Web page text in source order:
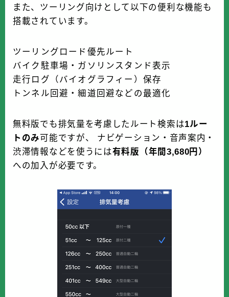
また、ツーリング向けとして以下の便利な機能も
搭載されています。
ツーリングロード優先ルート
バイク駐車場・ガソリンスタンド表示
走行ログ（バイオグラフィー）保存
トンネル回避・細道回避などの最適化
無料版でも排気量を考慮したルート検索は1ルー
トのみ可能ですが、 ナビゲーション・音声案内・
渋滞情報などを使うには有料版（年間3,680円）
への加入が必要です。